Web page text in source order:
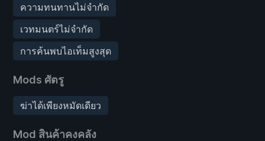
ความทนทานไม่จำกัด
เวทมนตร์ไม่จำกัด
การค้นพบไอเท็มสูงสุด
Mods ศัตรู
ฆ่าได้เพียงหมัดเดียว
Mod สินค้าคงคลัง